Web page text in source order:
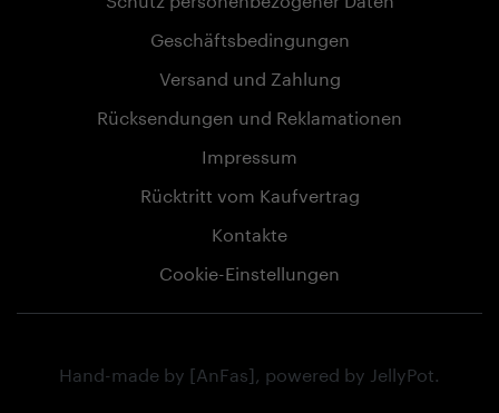
Geschäftsbedingungen
Versand und Zahlung
Rücksendungen und Reklamationen
Impressum
Rücktritt vom Kaufvertrag
Kontakte
Cookie-Einstellungen
Hand-made by [AnFas], powered by JellyPot.